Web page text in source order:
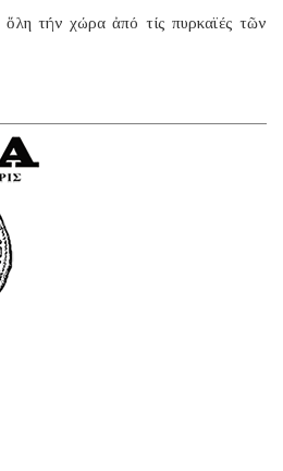
ὅλη τήν χώρα ἀπό τίς πυρκαϊές τῶν